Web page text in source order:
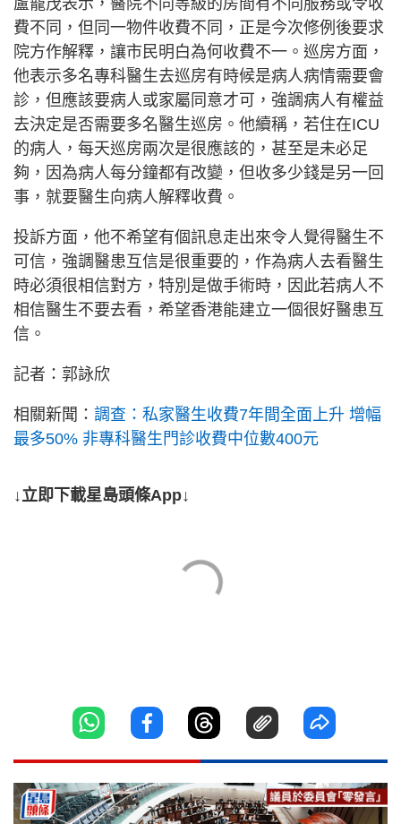
盧寵茂表示，醫院不同等級的房間有不同服務或令收
費不同，但同一物件收費不同，正是今次修例後要求
院方作解釋，讓市民明白為何收費不一。巡房方面，
他表示多名專科醫生去巡房有時候是病人病情需要會
診，但應該要病人或家屬同意才可，強調病人有權益
去決定是否需要多名醫生巡房。他續稱，若住在ICU
的病人，每天巡房兩次是很應該的，甚至是未必足
夠，因為病人每分鐘都有改變，但收多少錢是另一回
事，就要醫生向病人解釋收費。
投訴方面，他不希望有個訊息走出來令人覺得醫生不
可信，強調醫患互信是很重要的，作為病人去看醫生
時必須很相信對方，特別是做手術時，因此若病人不
相信醫生不要去看，希望香港能建立一個很好醫患互
信。
記者：郭詠欣
相關新聞： 調查：私家醫生收費7年間全面上升 增幅
最多50% 非專科醫生門診收費中位數400元
↓立即下載星島頭條App↓